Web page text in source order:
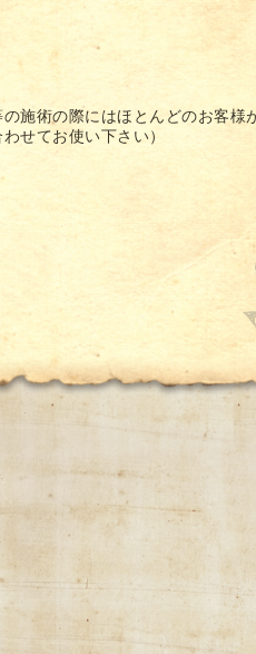
施術の際にはほとんどのお客様
せてお使い下さい）